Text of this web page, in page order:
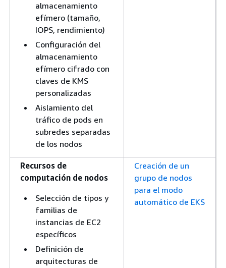
almacenamiento
efímero (tamaño,
IOPS, rendimiento)
Configuración del
almacenamiento
efímero cifrado con
claves de KMS
personalizadas
Aislamiento del
tráfico de pods en
subredes separadas
de los nodos
Recursos de
computación de nodos
Selección de tipos y
familias de
instancias de EC2
específicos
Definición de
arquitecturas de
Creación de un
grupo de nodos
para el modo
automático de EKS